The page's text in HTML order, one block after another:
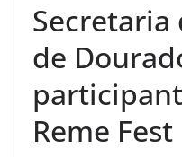
Secretaria
de
Reme Fest